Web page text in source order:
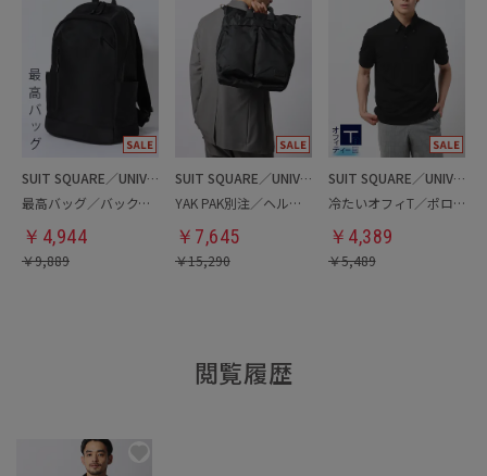
SUIT SQUARE／UNIVERSAL LANGUAGE
最高バッグ／バックパック
￥ 4,944
￥9,889
SUIT SQUARE／UNIVERSAL LANGUAGE
YAK PAK別注／ヘルメットバッグ
￥ 7,645
￥15,290
SUIT SQUARE／UNIVERSAL LANGUAGE
冷たいオフィT／ポロシャツ
￥ 4,389
￥5,489
閲覧履歴